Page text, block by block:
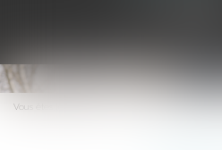
le
menu
Vous êtes ici :